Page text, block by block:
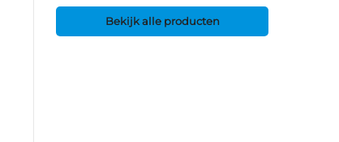
Bekijk alle producten